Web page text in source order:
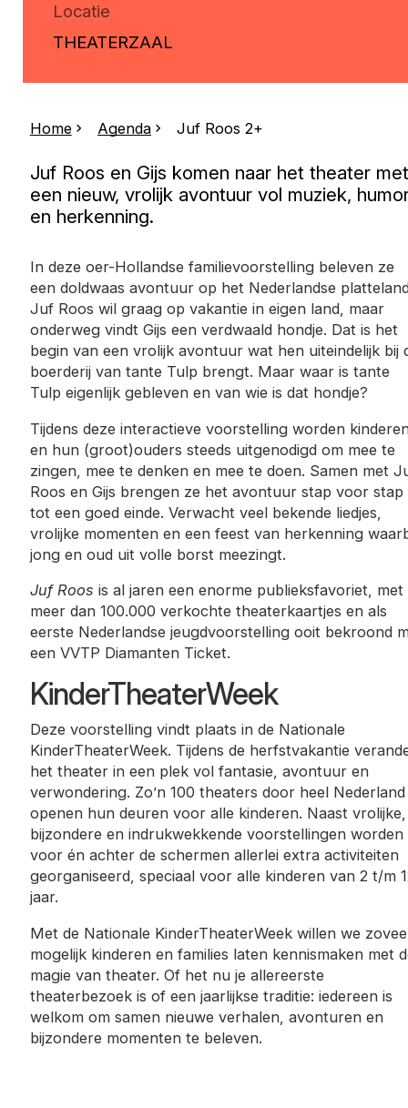
Home Agenda Juf Roos 2+
Juf Roos en Gijs komen naar het theater met
een nieuw, vrolijk avontuur vol muziek,
en herkenning.
In deze oer-Hollandse familievoorstelling beleven ze
een doldwaas avontuur op het Nederlandse
Juf Roos wil graag op vakantie in eigen land, maar
onderweg vindt Gijs een verdwaald hondje. Dat is het
begin van een vrolijk avontuur wat hen uiteindelijk bij
boerderij van tante Tulp brengt. Maar waar is tante
Tulp eigenlijk gebleven en van wie is dat hondje?
Tijdens deze interactieve voorstelling worden
en hun (groot)ouders steeds uitgenodigd om mee te
zingen, mee te denken en mee te doen. Samen met
Roos en Gijs brengen ze het avontuur stap voor stap
tot een goed einde. Verwacht veel bekende liedjes,
vrolijke momenten en een feest van herkenning
jong en oud uit volle borst meezingt.
Juf Roos is al jaren een enorme publieksfavoriet, met
meer dan 100.000 verkochte theaterkaartjes en als
eerste Nederlandse jeugdvoorstelling ooit bekroond
een VVTP Diamanten Ticket.
KinderTheaterWeek
Deze voorstelling vindt plaats in de Nationale
KinderTheaterWeek. Tijdens de herfstvakantie
het theater in een plek vol fantasie, avontuur en
verwondering. Zo’n 100 theaters door heel Nederland
openen hun deuren voor alle kinderen. Naast vrolijke,
bijzondere en indrukwekkende voorstellingen worden
voor én achter de schermen allerlei extra activiteiten
georganiseerd, speciaal voor alle kinderen van 2 t/m
jaar.
Met de Nationale KinderTheaterWeek willen we
mogelijk kinderen en families laten kennismaken met
magie van theater. Of het nu je allereerste
theaterbezoek is of een jaarlijkse traditie: iedereen is
welkom om samen nieuwe verhalen, avonturen en
bijzondere momenten te beleven.
Locatie
THEATERZAAL